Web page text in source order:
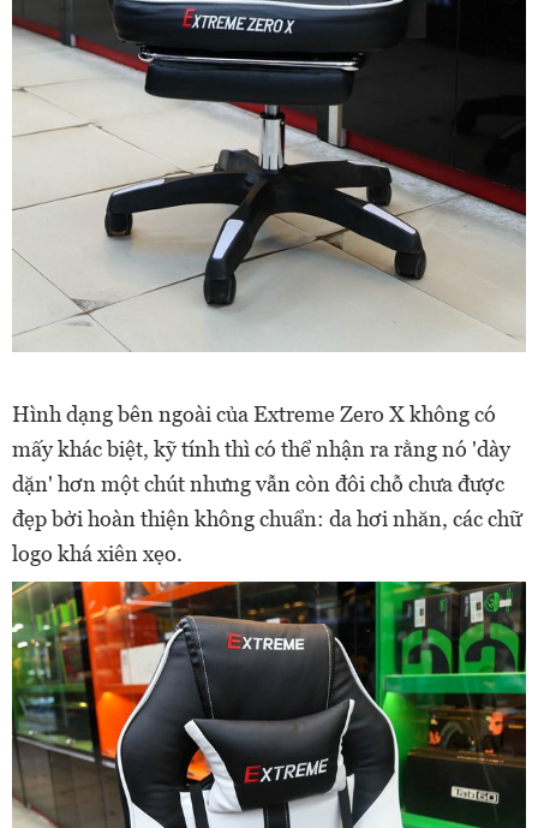
Hình dạng bên ngoài của Extreme Zero X không có
mấy khác biệt, kỹ tính thì có thể nhận ra rằng nó 'dày
dặn' hơn một chút nhưng vẫn còn đôi chỗ chưa được
đẹp bởi hoàn thiện không chuẩn: da hơi nhăn, các chữ
logo khá xiên xẹo.